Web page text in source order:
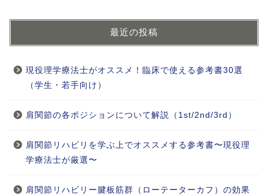
最近の投稿
現役理学療法士がオススメ！臨床で使える参考書30選
（学生・若手向け）
肩関節の各ポジションについて解説（1st/2nd/3rd）
肩関節リハビリを学ぶ上でオススメする参考書〜現役理
学療法士が厳選〜
肩関節リハビリー腱板筋群（ローテーターカフ）の効果